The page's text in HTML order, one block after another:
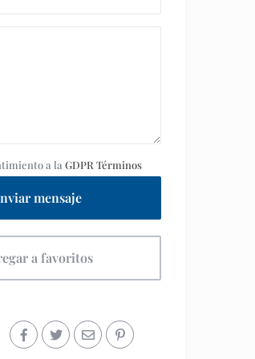
a la GDPR Términos
mensaje
a favoritos